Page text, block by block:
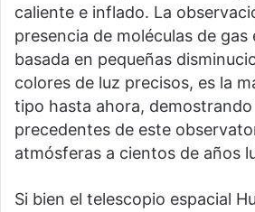
caliente e inflado. La
presencia de moléculas de gas
basada en pequeñas
colores de luz precisos, es la
tipo hasta ahora,
precedentes de este
atmósferas a cientos de años
Si bien el telescopio espacial